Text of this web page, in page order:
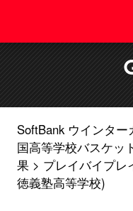
SoftBank ウインタ
国高等学校バスケッ
果
プレイバイプレ
徳義塾高等学校)